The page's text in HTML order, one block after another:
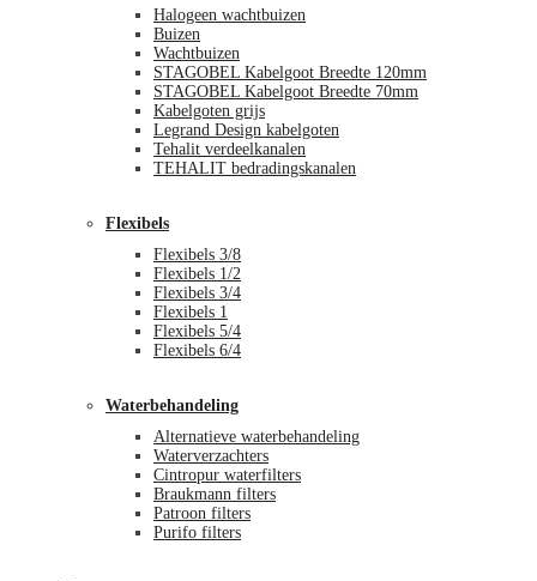
Halogeen wachtbuizen
Buizen
Wachtbuizen
STAGOBEL Kabelgoot Breedte 120mm
STAGOBEL Kabelgoot Breedte 70mm
Kabelgoten grijs
Legrand Design kabelgoten
Tehalit verdeelkanalen
TEHALIT bedradingskanalen
Flexibels
Flexibels 3/8
Flexibels 1/2
Flexibels 3/4
Flexibels 1
Flexibels 5/4
Flexibels 6/4
Waterbehandeling
Alternatieve waterbehandeling
Waterverzachters
Cintropur waterfilters
Braukmann filters
Patroon filters
Purifo filters